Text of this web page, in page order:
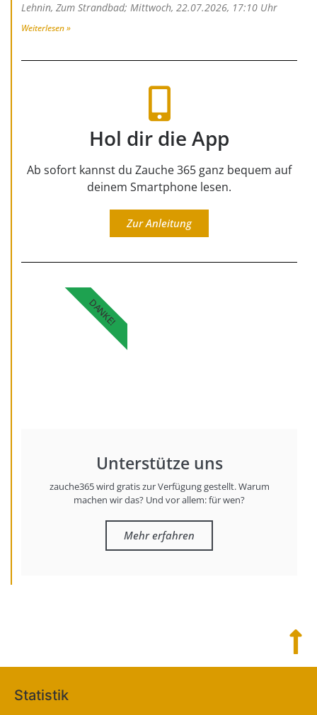
Lehnin, Zum Strandbad; Mittwoch, 22.07.2026, 17:10 Uhr
Weiterlesen »
Hol dir die App
Ab sofort kannst du Zauche 365 ganz bequem auf
deinem Smartphone lesen.
Zur Anleitung
Unterstütze uns
zauche365 wird gratis zur Verfügung gestellt. Warum
machen wir das? Und vor allem: für wen?
Mehr erfahren
DANKE!
Statistik